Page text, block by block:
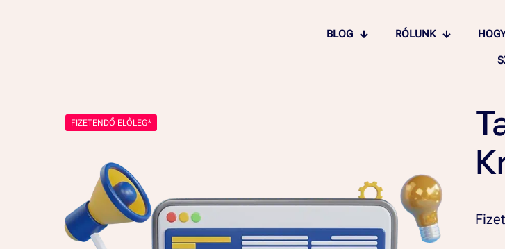
BLOG RÓLUNK
FIZETENDŐ ELŐLEG*